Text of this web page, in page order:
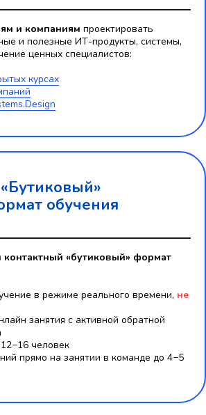
и компаниям проектировать
и полезные ИТ-продукты, системы,
ценных специалистов:
курсах
«Бутиковый»
обучения
«бутиковый» формат
в режиме реального времени, не
занятия c активной обратной
человек
прямо на занятии в команде до 4−5